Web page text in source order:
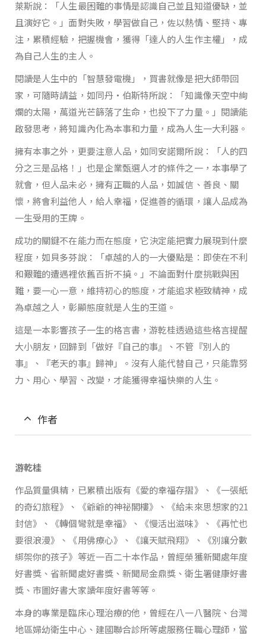
萊斯說：「人生最困難的事情是認識自己並且知道優缺，並
且演好它。」面對失敗，學習做自己，佐以熱情、堅持、專
注，累積經驗，把握機會，獲得「達人的人生作主權」，成
為自己人生的主人。
閱讀是人生中的「智慧發電機」，買書就像是把大師帶回
家，可隨時請益，如同丹‧伯斯特所說：「知識像天空中絢
爛的太陽，萬道光芒篩落了生命，也投下了力量。」閱讀能
啟發思考，將知識內化為本事和力量，成為人生一大利器。
擁有本事之外，更要注意人品，如同安諾爾所說：「人的四
分之三是品格！」也是企業甄選人才的條件之一，本事學了
就會，但人品未必，擁有正職的人品，如誠信、善良、關
懷，將會利益他人，給人幸福，促進善的循環，讓人品成為
一生受用的王牌。
成功的關鍵不在能力而在態度，它決定能把實力展現到什麼
程度，如貝多芬說：「卓越的人的一大優點是：即使在不利
和艱難的遭遇裡依舊百折不撓。」不論面對什麼挑戰與困
難，要一心一意，維持初心的態度，才能追求極致精神，成
為卓越之人，彰顯態度就是人生的王道。
這是一本影響孩子一生的格言書，游乾桂透過這些格言提醒
大小朋友，回歸到「做好『自己的事』、不管『別人的
事』、『老天的事』歸神」。沒有人能代替自己，只能靠努
力、用心、學習、改變，才能獲得幸福快樂的人生。
作者
游乾桂
作品質量俱精，已累積出版有《愛的幸福存摺》、《一張紙
的奇幻旅程》、《爺爺的神祕閣樓》、《給未來思想家的21
封信》、《轉個彎就是幸福》、《慢活出滋味》、《再忙也
要很浪漫》、《用佛療心》、《讓天賦飛翔》、《別讓分數
綁架你的孩子》等近一百二十本作品，曾經榮獲新聞處年度
好書獎、省新聞處好書獎、新聞局金鼎獎、衛生署健康好書
獎、市圖好書大家讀年度好書等等。
本身的專業是臨床心理治療的他，曾經在八一八醫院、台灣
地區婦幼衛生中心、建國聯合診所等處服務任職心理師，當